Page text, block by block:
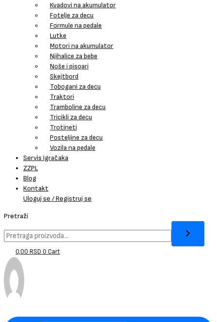
Kvadovi na akumulator
Fotelje za decu
Formule na pedale
Lutke
Motori na akumulator
Njihalice za bebe
Noše i pisoari
Skejtbord
Tobogani za decu
Traktori
Tramboline za decu
Tricikli za decu
Trotineti
Posteljine za decu
Vozila na pedale
Servis Igračaka
ZZPL
Blog
Kontakt
Uloguj se / Registruj se
Pretraži
0,00 RSD 0 Cart